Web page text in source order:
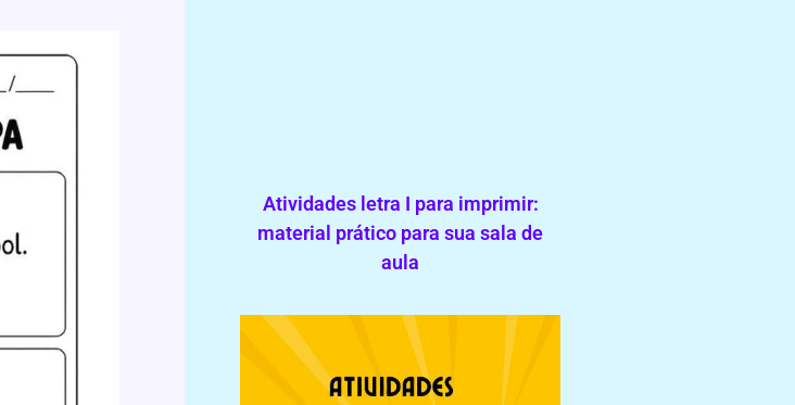
Atividades letra I para imprimir:
material prático para sua sala de
aula